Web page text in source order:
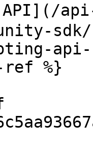
API](/
api-
ref %}